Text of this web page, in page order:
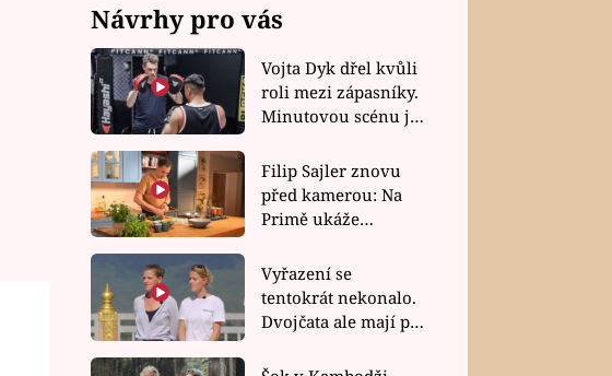
Návrhy pro vás
Vojta Dyk dřel kvůli
roli mezi zápasníky.
Minutovou scénu jel
Filip Sajler znovu
před kamerou: Na
Primě ukáže
rychlé recepty
Vyřazení se
tentokrát nekonalo.
Dvojčata ale mají po
závodu nůž na krku